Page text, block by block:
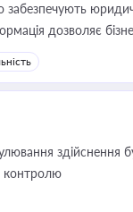
дозволяє
прийняття
здійснення
контролю